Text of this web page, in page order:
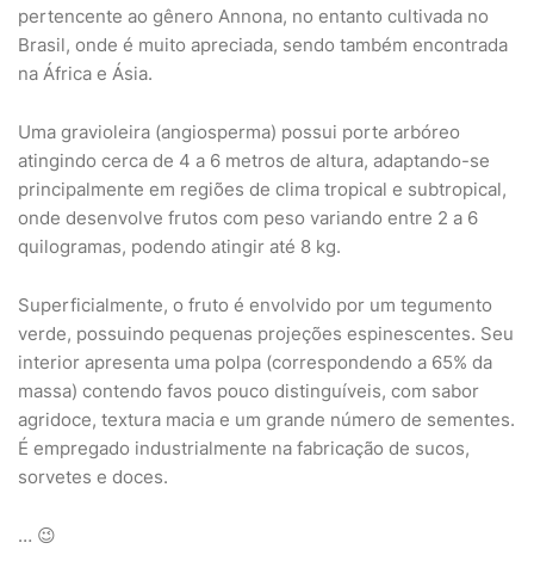
pertencente ao gênero Annona, no entanto cultivada no
Brasil, onde é muito apreciada, sendo também encontrada
na África e Ásia.
Uma gravioleira (angiosperma) possui porte arbóreo
atingindo cerca de 4 a 6 metros de altura, adaptando-se
principalmente em regiões de clima tropical e subtropical,
onde desenvolve frutos com peso variando entre 2 a 6
quilogramas, podendo atingir até 8 kg.
Superficialmente, o fruto é envolvido por um tegumento
verde, possuindo pequenas projeções espinescentes. Seu
interior apresenta uma polpa (correspondendo a 65% da
massa) contendo favos pouco distinguíveis, com sabor
agridoce, textura macia e um grande número de sementes.
É empregado industrialmente na fabricação de sucos,
sorvetes e doces.
… 😉